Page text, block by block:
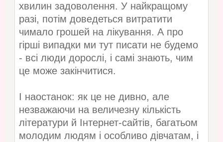
хвилин задоволення. У найкращому
разі, потім доведеться витратити
чимало грошей на лікування. А про
гірші випадки ми тут писати не будемо
- всі люди дорослі, і самі знають, чим
це може закінчитися.
І наостанок: як це не дивно, але
незважаючи на величезну кількість
літератури й Інтернет-сайтів, багатьом
молодим людям і особливо дівчатам, і